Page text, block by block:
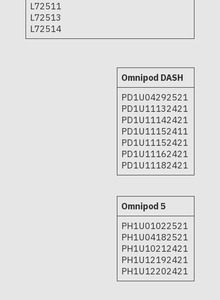
L72511
L72513
L72514
Omnipod DASH
PD1U04292521
PD1U11132421
PD1U11142421
PD1U11152411
PD1U11152421
PD1U11162421
PD1U11182421
Omnipod 5
PH1U01022521
PH1U04182521
PH1U10212421
PH1U12192421
PH1U12202421